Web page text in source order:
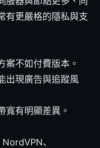
有更嚴格的隱私與支
案不如付費版本。
出現廣告與追蹤風
寬有明顯差異。
、